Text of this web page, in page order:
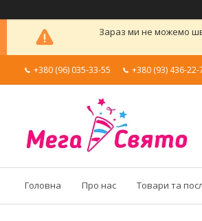
Зараз ми не можемо
+380 (96) 035-33-55 +380 (93) 436-22-
Головна Про нас Товари та